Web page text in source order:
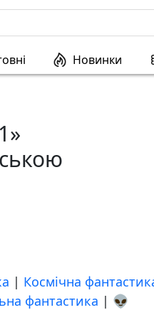
Новинки
| Космічна
фантастика | 👽